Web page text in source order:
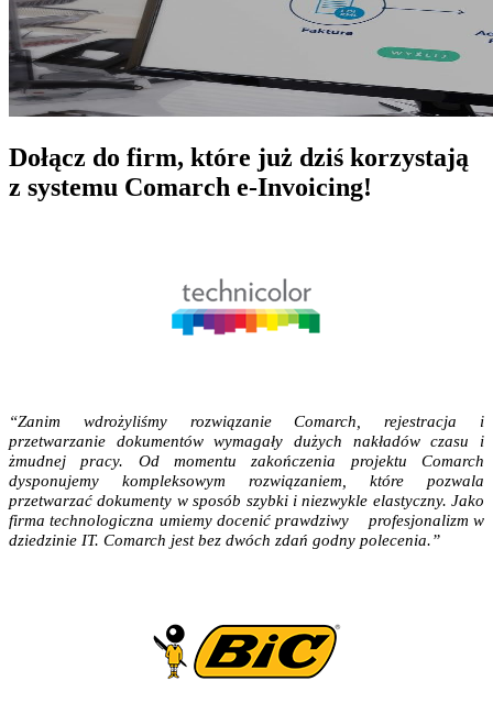
Dołącz do firm, które już dziś korzystają
z systemu Comarch e-Invoicing!
“Zanim wdrożyliśmy rozwiązanie Comarch, rejestracja i
przetwarzanie dokumentów wymagały dużych nakładów czasu i
żmudnej pracy. Od momentu zakończenia projektu Comarch
dysponujemy kompleksowym rozwiązaniem, które pozwala
przetwarzać dokumenty w sposób szybki i niezwykle elastyczny. Jako
firma technologiczna umiemy docenić prawdziwy profesjonalizm w
dziedzinie IT. Comarch jest bez dwóch zdań godny polecenia.”